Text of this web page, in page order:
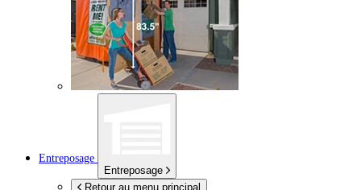
Entreposage
Entreposage
Retour au menu principal